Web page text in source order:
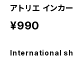
アトリエ インカ
¥990
International